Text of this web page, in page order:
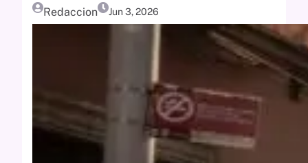
Redaccion Jun 3, 2026